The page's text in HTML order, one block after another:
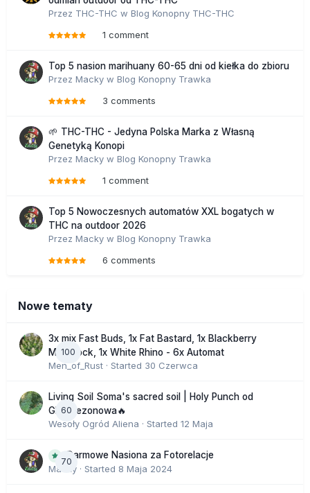
Przez THC-THC w Blog Konopny THC-THC
1 comment
Top 5 nasion marihuany 60-65 dni od kiełka do zbioru
Przez Macky w Blog Konopny Trawka
3 comments
🌱 THC-THC - Jedyna Polska Marka z Własną
Genetyką Konopi
Przez Macky w Blog Konopny Trawka
1 comment
Top 5 Nowoczesnych automatów XXL bogatych w
THC na outdoor 2026
Przez Macky w Blog Konopny Trawka
6 comments
Nowe tematy
100
3x mix Fast Buds, 1x Fat Bastard, 1x Blackberry
Moonrock, 1x White Rhino - 6x Automat
Men_of_Rust · Started 30 Czerwca
60
Living Soil Soma's sacred soil | Holy Punch od
GHS sezonowa🔥
Wesoły Ogród Aliena · Started 12 Maja
70
Darmowe Nasiona za Fotorelacje
Macky · Started 8 Maja 2024